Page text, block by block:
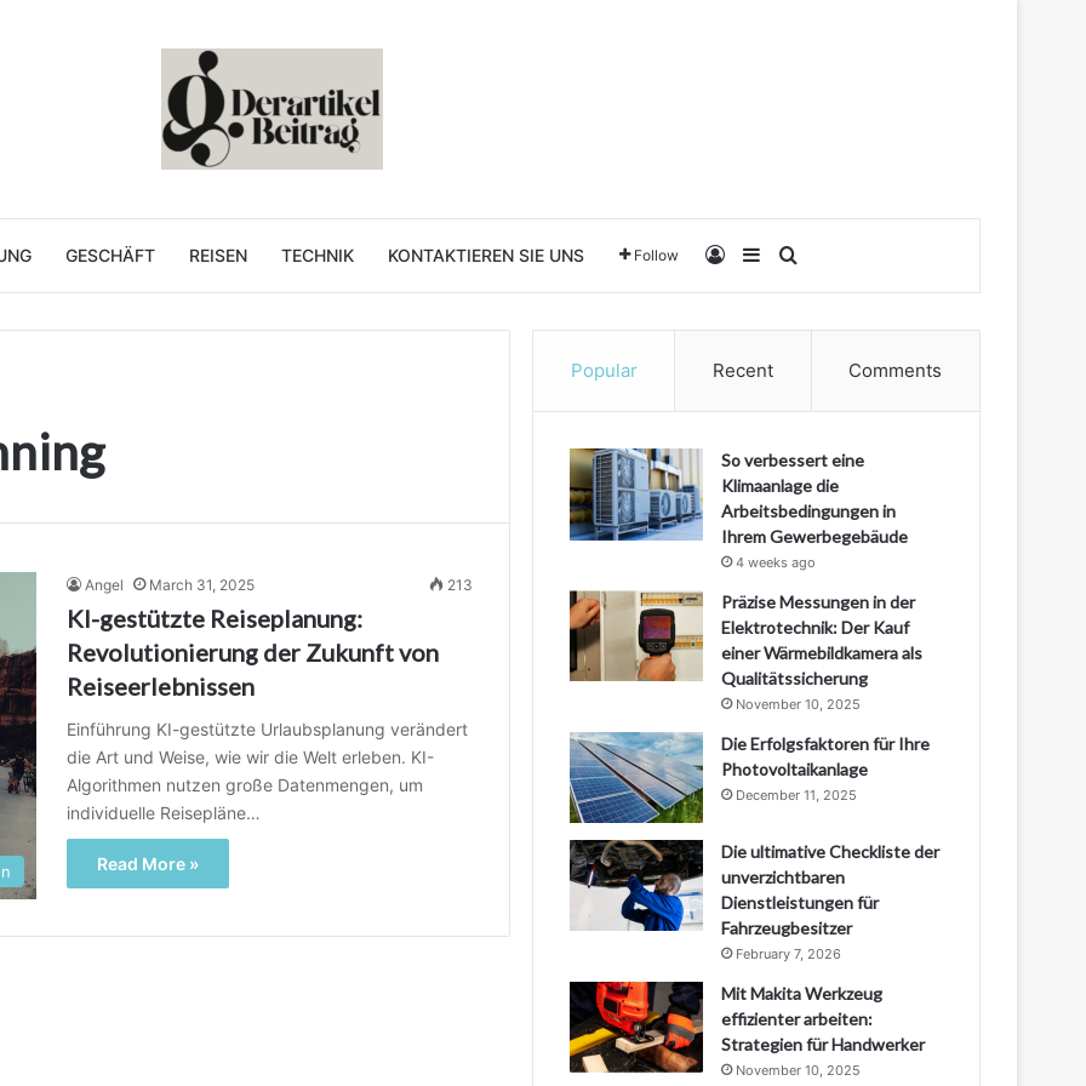
GESCHÄFT REISEN TECHNIK KONTAKTIEREN SIE UNS Follow Log InSidebarSearch for
Angel March 31, 2025 213
KI-gestützte Reiseplanung:
Revolutionierung der Zukunft von
Reiseerlebnissen
Einführung KI-gestützte Urlaubsplanung verändert
die Art und Weise, wie wir die Welt erleben. KI-
Algorithmen nutzen große Datenmengen, um
individuelle Reisepläne…
Read More »
Popular Recent Comments
So verbessert eine
Klimaanlage die
Arbeitsbedingungen in
Ihrem Gewerbegebäude
4 weeks ago
Präzise Messungen in der
Elektrotechnik: Der Kauf
einer Wärmebildkamera als
Qualitätssicherung
November 10, 2025
Die Erfolgsfaktoren für Ihre
Photovoltaikanlage
December 11, 2025
Die ultimative Checkliste der
unverzichtbaren
Dienstleistungen für
Fahrzeugbesitzer
February 7, 2026
Mit Makita Werkzeug
effizienter arbeiten:
Strategien für Handwerker
November 10, 2025